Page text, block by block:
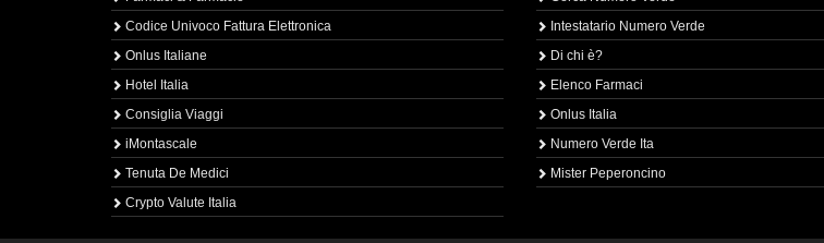
Codice Univoco Fattura Elettronica
Onlus Italiane
Hotel Italia
Consiglia Viaggi
iMontascale
Tenuta De Medici
Crypto Valute Italia
Intestatario Numero Verde
Di chi è?
Elenco Farmaci
Onlus Italia
Numero Verde Ita
Mister Peperoncino